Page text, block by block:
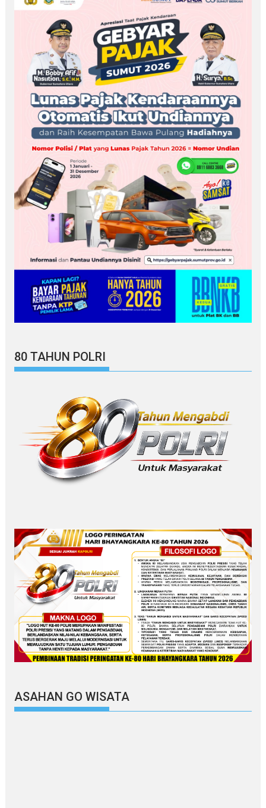
80 TAHUN POLRI
ASAHAN GO WISATA